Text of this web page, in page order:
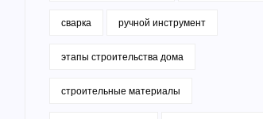
сварка ручной инструмент
этапы строительства дома
строительные материалы